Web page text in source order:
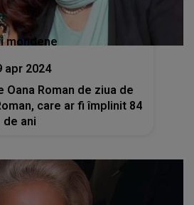
mondene
apr 2024
Oana Roman de ziua de
care ar fi împlinit 84
de ani